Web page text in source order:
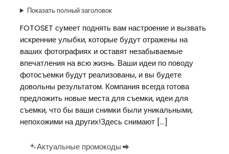
Показать полный заголовок
FOTOSET сумеет поднять вам настроение и вызвать
искренние улыбки, которые будут отражены на
ваших фотографиях и оставят незабываемые
впечатления на всю жизнь. Ваши идеи по поводу
фотосъемки будут реализованы, и вы будете
довольны результатом. Компания всегда готова
предложить новые места для съемки, идеи для
съемки, что бы ваши снимки были уникальными,
непохожими на других!Здесь снимают […]
Актуальные промокоды